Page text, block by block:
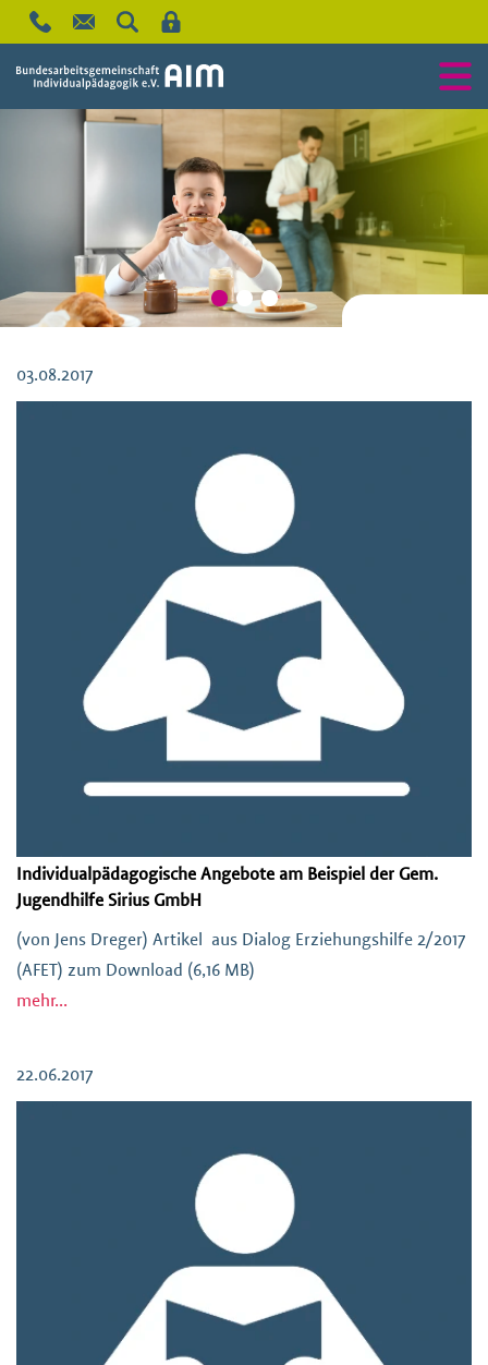
03.08.2017
Individualpädagogische Angebote am Beispiel der Gem.
Jugendhilfe Sirius GmbH
(von Jens Dreger) Artikel aus Dialog Erziehungshilfe 2/2017
(AFET) zum Download (6,16 MB)
mehr...
22.06.2017